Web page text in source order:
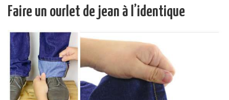
Faire un ourlet de jean à l’identique